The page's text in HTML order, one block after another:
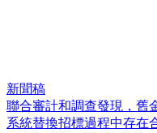
新聞稿
聯合審計和調查發現，舊
系統替換招標過程中存在